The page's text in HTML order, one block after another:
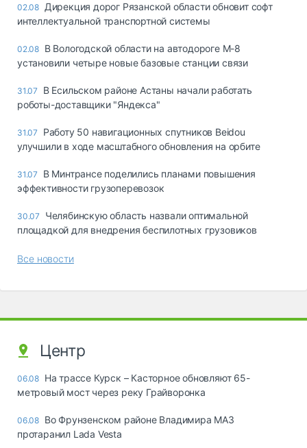
02.08 Дирекция дорог Рязанской области обновит софт
интеллектуальной транспортной системы
02.08 В Вологодской области на автодороге М-8
установили четыре новые базовые станции связи
31.07
В Есильском районе Астаны начали работать
роботы-доставщики "Яндекса"
31.07
Работу 50 навигационных спутников Beidou
улучшили в ходе масштабного обновления на орбите
31.07
В Минтрансе поделились планами повышения
эффективности грузоперевозок
30.07
Челябинскую область назвали оптимальной
площадкой для внедрения беспилотных грузовиков
Все новости
Центр
06.08 На трассе Курск – Касторное обновляют 65-
метровый мост через реку Грайворонка
06.08 Во Фрунзенском районе Владимира МАЗ
протаранил Lada Vesta